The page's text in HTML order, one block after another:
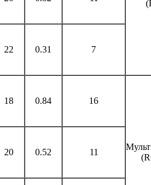
22 0.31 7
18 0.84 16
20 0.52 11